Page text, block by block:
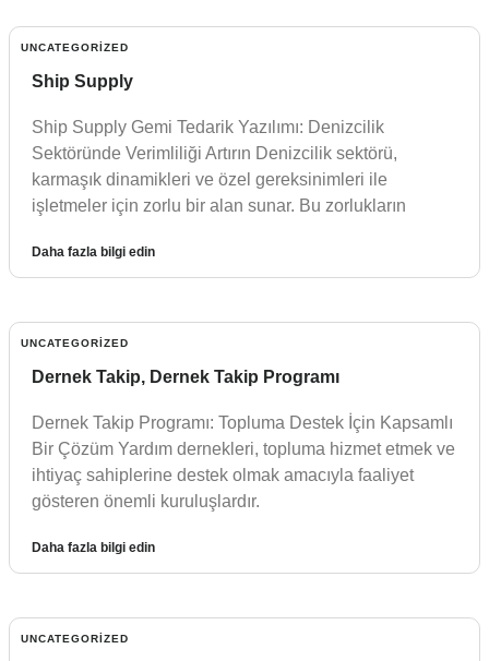
UNCATEGORIZED
Ship Supply
Ship Supply Gemi Tedarik Yazılımı: Denizcilik
Sektöründe Verimliliği Artırın Denizcilik sektörü,
karmaşık dinamikleri ve özel gereksinimleri ile
işletmeler için zorlu bir alan sunar. Bu zorlukların
Daha fazla bilgi edin
UNCATEGORIZED
Dernek Takip, Dernek Takip Programı
Dernek Takip Programı: Topluma Destek İçin Kapsamlı
Bir Çözüm Yardım dernekleri, topluma hizmet etmek ve
ihtiyaç sahiplerine destek olmak amacıyla faaliyet
gösteren önemli kuruluşlardır.
Daha fazla bilgi edin
UNCATEGORIZED